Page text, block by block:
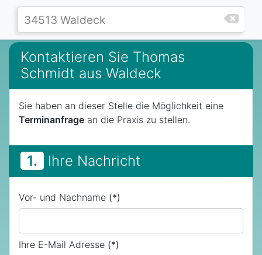
Kontaktieren Sie Thomas
Schmidt aus Waldeck
Sie haben an dieser Stelle die Möglichkeit eine
Terminanfrage an die Praxis zu stellen.
1. Ihre Nachricht
Vor- und Nachname (*)
Ihre E-Mail Adresse (*)